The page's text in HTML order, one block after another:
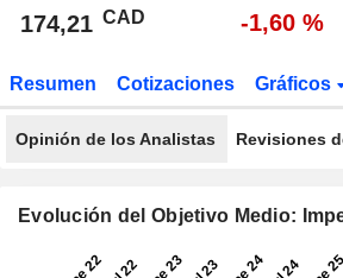
174,21 CAD -1,60 %
Resumen Cotizaciones Gráficos
Opinión de los Analistas Revisiones
Evolución del Objetivo Medio: